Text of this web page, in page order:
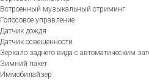
Встроенный музыкальный стриминг
Голосовое управление
Датчик дождя
Датчик освещенности
Зеркало заднего вида с автоматическим
Зимний пакет
Иммобилайзер